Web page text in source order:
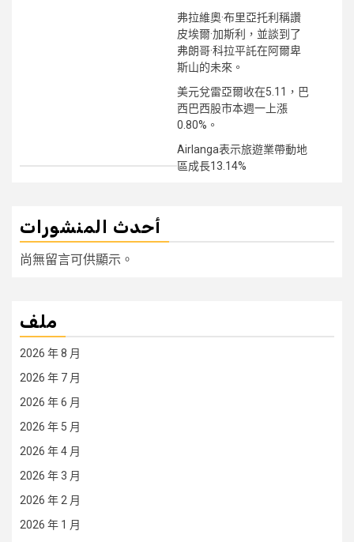
弗拉維奧·布里亞托利稱讚
皮埃爾·加斯利，並談到了
弗朗哥·科拉平託在阿爾卑
斯山的未來。
美元兌雷亞爾收在5.11，巴
西巴西股市本週一上漲
0.80%。
Airlanga表示旅遊業帶動地
區成長13.14%
أحدث المنشورات
尚無留言可供顯示。
ملف
2026 年 8 月
2026 年 7 月
2026 年 6 月
2026 年 5 月
2026 年 4 月
2026 年 3 月
2026 年 2 月
2026 年 1 月